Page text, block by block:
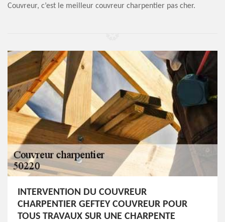
Couvreur, c’est le meilleur couvreur charpentier pas cher.
INTERVENTION DU COUVREUR
CHARPENTIER GEFTEY COUVREUR POUR
TOUS TRAVAUX SUR UNE CHARPENTE